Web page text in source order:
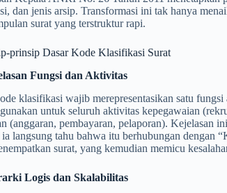
dan jenis arsip. Transformasi ini tak hanya
surat yang terstruktur rapi.
prinsip Dasar Kode Klasifikasi Surat
Fungsi dan Aktivitas
klasifikasi wajib merepresentasikan satu
untuk seluruh aktivitas kepegawaian
(anggaran, pembayaran, pelaporan). Kejelasan
ia langsung tahu bahwa itu berhubungan dengan
surat, yang kemudian memicu
Logis dan Skalabilitas